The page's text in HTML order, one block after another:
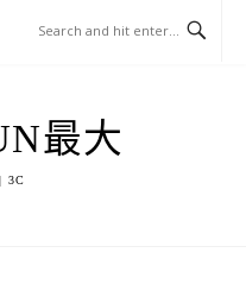
最大
3C